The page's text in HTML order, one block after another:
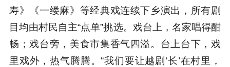
寿》《一缕麻》等经典戏连续下乡演出，所有剧
目均由村民自主“点单”挑选。戏台上，名家唱得酣
畅；戏台旁，美食市集香气四溢。台上台下，戏
里戏外，热气腾腾。“我们要让越剧‘长’在村里，